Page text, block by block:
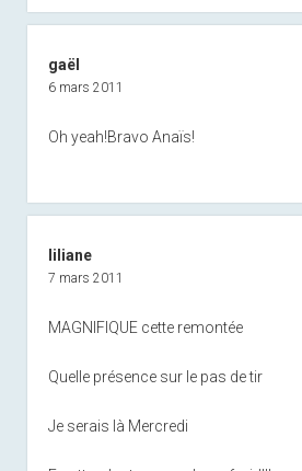
gaël
6 mars 2011
Oh yeah!Bravo Anaïs!
liliane
7 mars 2011
MAGNIFIQUE cette remontée
Quelle présence sur le pas de tir
Je serais là Mercredi